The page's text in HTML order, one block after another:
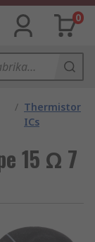
0
/ Thermistor
ICs
15 Ω 7